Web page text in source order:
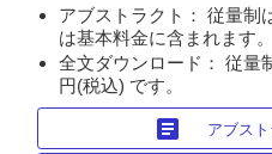
アブストラクト： 従量制
は基本料金に含まれます。
全文ダウンロード： 従量
円(税込) です。
article アブス